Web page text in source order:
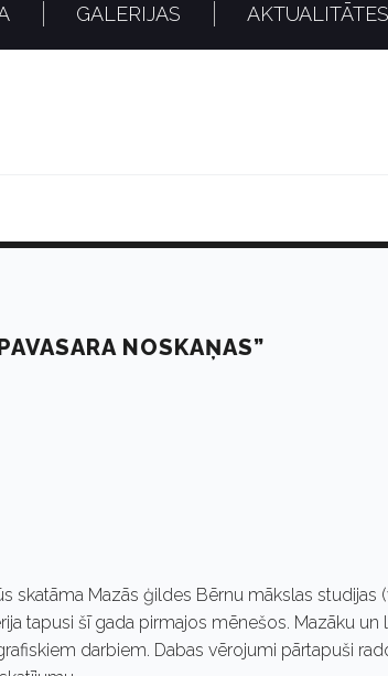
GALERIJAS AKTUALITĀTES
NOSKAŅAS”
skatāma Mazās ģildes Bērnu mākslas studijas
tapusi šī gada pirmajos mēnešos. Mazāku un
darbiem. Dabas vērojumi pārtapuši